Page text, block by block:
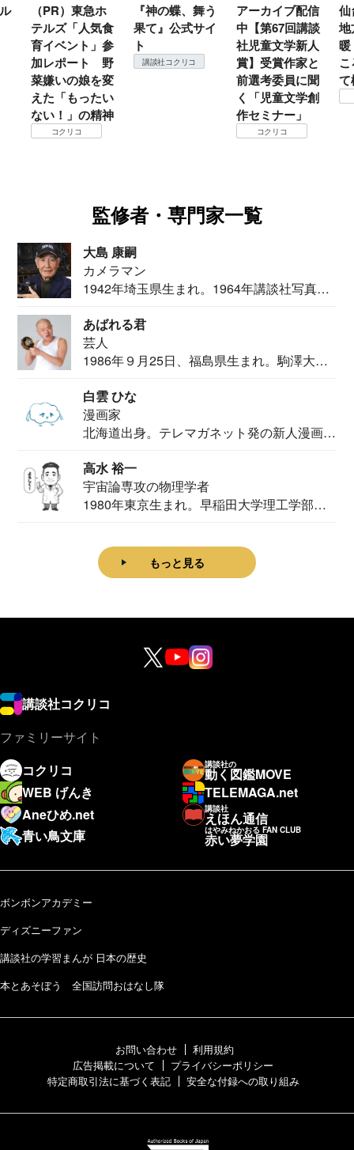
（PR）東急ホ
テルズ「人気食
育イベント」参
加レポート 野
菜嫌いの娘を変
えた「もったい
ない！」の精神
コクリコ
『神の蝶、舞う
果て』公式サイ
ト
講談社コクリコ
アーカイブ配信
中【第67回講談
社児童文学新人
賞】受賞作家と
前選考委員に聞
く「児童文学創
作セミナー」
コクリコ
仙台の
地方で
暖？
ころは
て検証
監修者・専門家一覧
大島 康嗣
カメラマン
1942年埼玉県生まれ。1964年講談社写真部
あばれる君
芸人
1986年９月25日、福島県生まれ。駒澤大学
白雲 ひな
漫画家
北海道出身。テレマガネット発の新人漫画
高水 裕一
宇宙論専攻の物理学者
1980年東京生まれ。早稲田大学理工学部物
もっと見る
講談社コクリコ
ファミリーサイト
コクリコ
講談社の
動く図鑑MOVE
WEB げんき
TELEMAGA.net
Aneひめ.net
講談社
えほん通信
青い鳥文庫
はやみねかおる FAN CLUB
赤い夢学園
ボンボンアカデミー
ディズニーファン
講談社の学習まんが 日本の歴史
本とあそぼう 全国訪問おはなし隊
お問い合わせ
利用規約
広告掲載について
プライバシーポリシー
特定商取引法に基づく表記
安全な付録への取り組み